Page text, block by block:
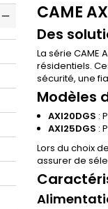
CAME
Des
La série
résidentiels.
sécurité, une
Modèles
AXI20DGS :
AXI25DGS :
Lors du choix
assurer de